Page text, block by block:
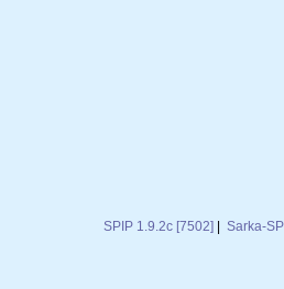
SPIP 1.9.2c [7502] Sarka-